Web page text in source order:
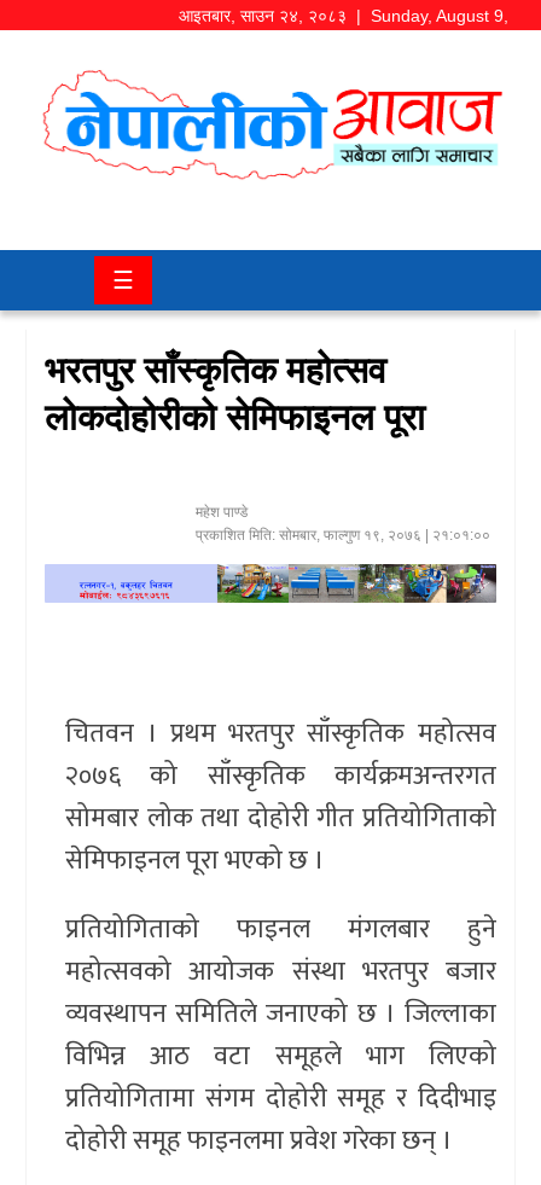
आइतबार, साउन २४, २०८३ | Sunday, August 9,
समाज/
चितवन
मनोरञ्जन
खेलकुद
स्वास्थ्य/
रोचक
अन्तर्वार्ता
☰
भरतपुर साँस्कृतिक महोत्सव
लोकदोहोरीको सेमिफाइनल पूरा
महेश पाण्डे
प्रकाशित मिति: सोमबार, फाल्गुण १९, २०७६ | २१:०१:००
चितवन । प्रथम भरतपुर साँस्कृतिक महोत्सव
२०७६ को साँस्कृतिक कार्यक्रमअन्तरगत
सोमबार लोक तथा दोहोरी गीत प्रतियोगिताको
सेमिफाइनल पूरा भएको छ ।
प्रतियोगिताको फाइनल मंगलबार हुने
महोत्सवको आयोजक संस्था भरतपुर बजार
व्यवस्थापन समितिले जनाएको छ । जिल्लाका
विभिन्न आठ वटा समूहले भाग लिएको
प्रतियोगितामा संगम दोहोरी समूह र दिदीभाइ
दोहोरी समूह फाइनलमा प्रवेश गरेका छन् ।